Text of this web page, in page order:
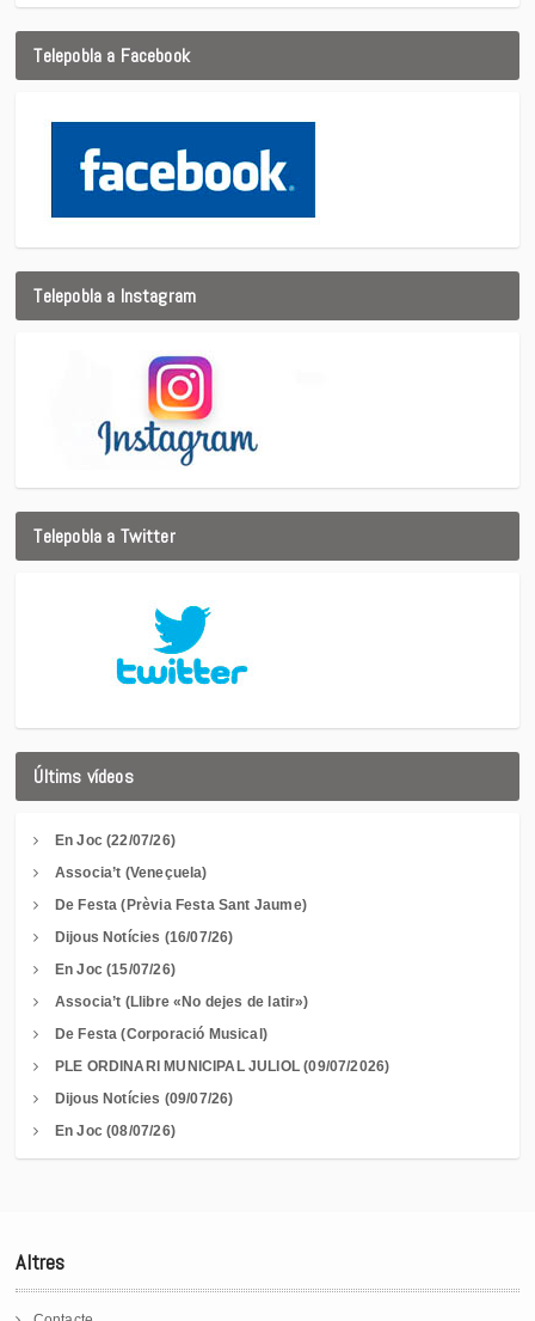
Telepobla a Facebook
Telepobla a Instagram
Telepobla a Twitter
Últims vídeos
En Joc (22/07/26)
Associa’t (Veneçuela)
De Festa (Prèvia Festa Sant Jaume)
Dijous Notícies (16/07/26)
En Joc (15/07/26)
Associa’t (Llibre «No dejes de latir»)
De Festa (Corporació Musical)
PLE ORDINARI MUNICIPAL JULIOL (09/07/2026)
Dijous Notícies (09/07/26)
En Joc (08/07/26)
Altres